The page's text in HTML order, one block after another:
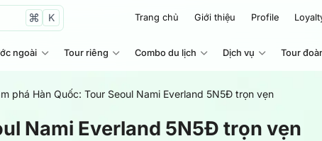
K Trang chủ Giới thiệu Profile
ngoài Tour riêng Combo du lịch Dịch vụ Tour
phá Hàn Quốc: Tour Seoul Nami Everland 5N5Đ trọn vẹn
Nami Everland 5N5Đ trọn vẹn